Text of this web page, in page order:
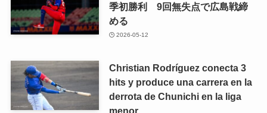
季初勝利 9回無失点で広島戦締
める
2026-05-12
Christian Rodríguez conecta 3
hits y produce una carrera en la
derrota de Chunichi en la liga
menor